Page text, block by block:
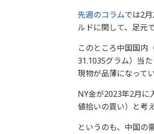
先週のコラムでは2
ルドに関して、足元
このところ中国国内
31.1035グラム）当
現物が品薄になって
NY金が2023年2月に
値拾いの買い）と考
というのも、中国の